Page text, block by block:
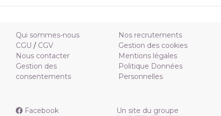
Qui sommes-nous
CGU / CGV
Nous contacter
Gestion des
consentements
Nos recrutements
Gestion des cookies
Mentions légales
Politique Données
Personnelles
Facebook
Un site du groupe